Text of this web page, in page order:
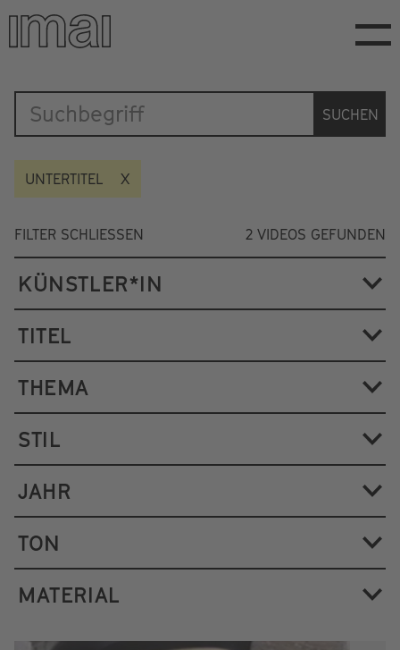
Direkt
zum
Inhalt
Katalog
SUCHEN
UNTERTITEL
FILTER SCHLIESSEN 2 VIDEOS GEFUNDEN
KÜNSTLER*IN
TITEL
THEMA
STIL
JAHR
TON
MATERIAL